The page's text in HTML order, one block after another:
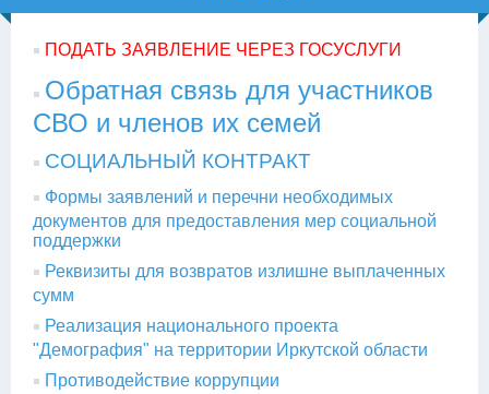
ПОДАТЬ ЗАЯВЛЕНИЕ ЧЕРЕЗ ГОСУСЛУГИ
Обратная связь для участников
СВО и членов их семей
СОЦИАЛЬНЫЙ КОНТРАКТ
Формы заявлений и перечни необходимых
документов для предоставления мер социальной
поддержки
Реквизиты для возвратов излишне выплаченных
сумм
Реализация национального проекта
"Демография" на территории Иркутской области
Противодействие коррупции